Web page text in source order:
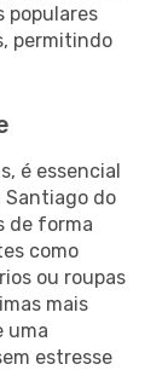
populares
permitindo
é essencial
Santiago do
de forma
como
ou roupas
mais
uma
estresse